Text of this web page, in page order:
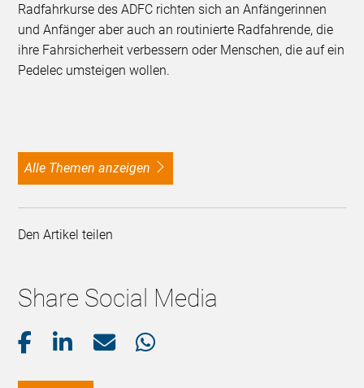
Radfahrkurse des ADFC richten sich an Anfängerinnen
und Anfänger aber auch an routinierte Radfahrende, die
ihre Fahrsicherheit verbessern oder Menschen, die auf ein
Pedelec umsteigen wollen.
alle Themen anzeigen
Den Artikel teilen
Share Social Media